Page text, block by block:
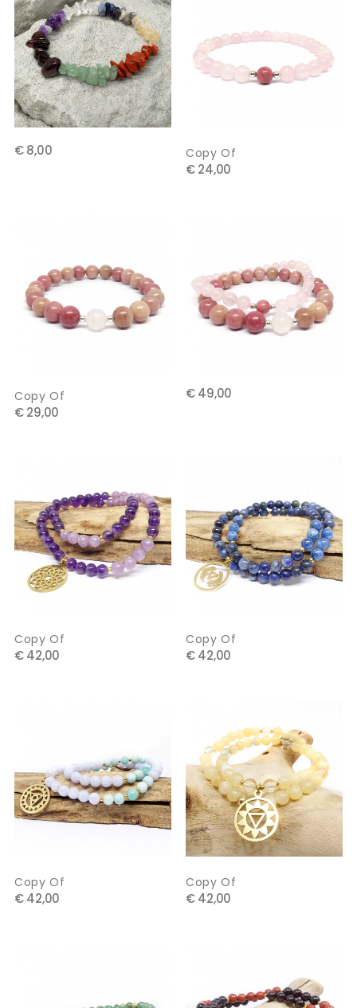
€ 8,00 Copy Of
€ 24,00
Copy Of
€ 29,00
€ 49,00
Copy Of
€ 42,00
Copy Of
€ 42,00
Copy Of
€ 42,00
Copy Of
€ 42,00